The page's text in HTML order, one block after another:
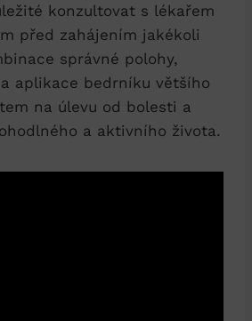
konzultovat s lékařem
před zahájením jakékoli
správné polohy,
aplikace bedrníku většího
na úlevu od bolesti a
a aktivního života.